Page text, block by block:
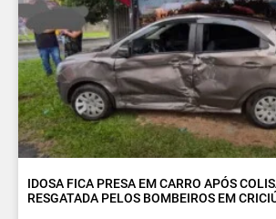
IDOSA FICA PRESA EM CARRO APÓS
RESGATADA PELOS BOMBEIROS EM